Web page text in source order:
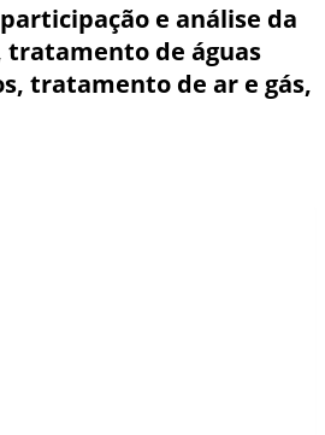
e análise da
de águas
tratamento de ar e gás,